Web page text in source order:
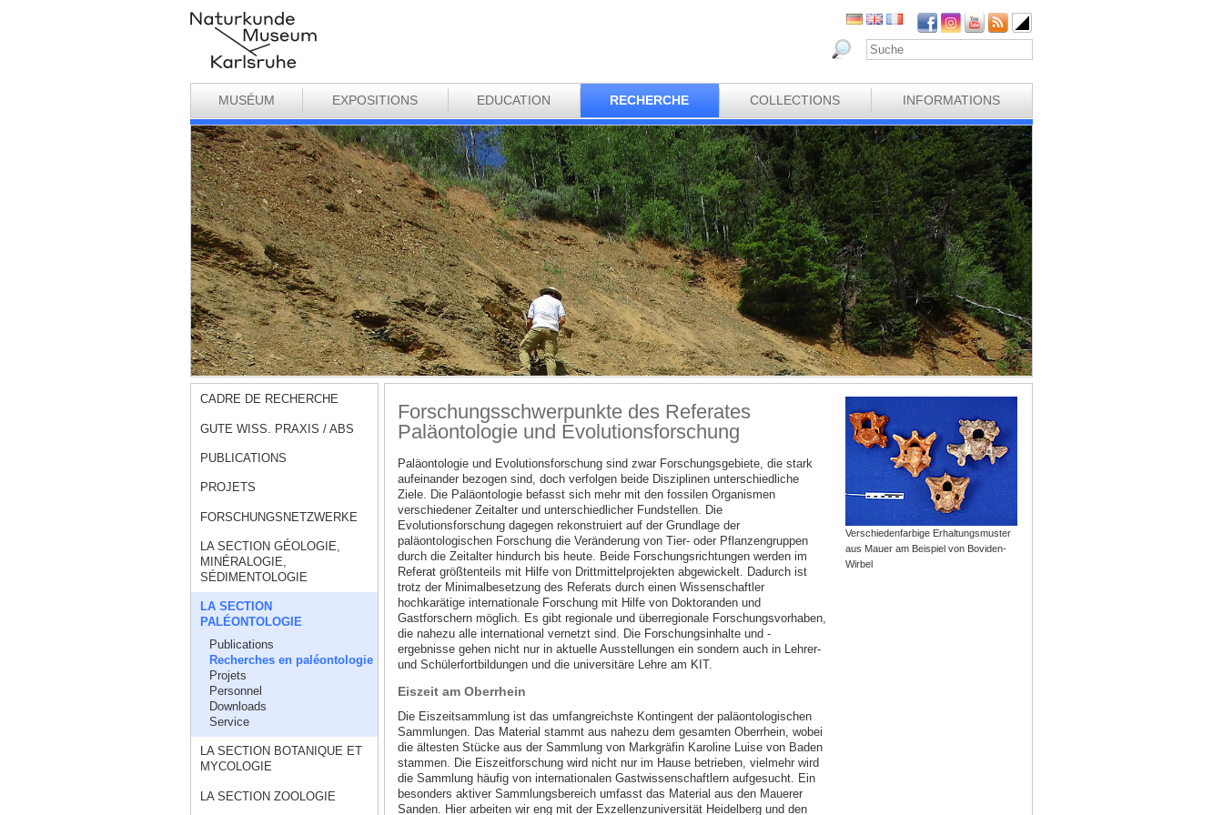
MUSÉUM EXPOSITIONS EDUCATION RECHERCHE COLLECTIONS INFORMATIONS
CADRE DE RECHERCHE
GUTE WISS. PRAXIS / ABS
PUBLICATIONS
PROJETS
FORSCHUNGSNETZWERKE
LA SECTION GÉOLOGIE,
MINÉRALOGIE,
SÉDIMENTOLOGIE
LA SECTION
PALÉONTOLOGIE
Publications
Recherches en paléontologie
Projets
Personnel
Downloads
Service
LA SECTION BOTANIQUE ET
MYCOLOGIE
LA SECTION ZOOLOGIE
Forschungsschwerpunkte des Referates
Paläontologie und Evolutionsforschung
Paläontologie und Evolutionsforschung sind zwar Forschungsgebiete, die stark
aufeinander bezogen sind, doch verfolgen beide Disziplinen unterschiedliche
Ziele. Die Paläontologie befasst sich mehr mit den fossilen Organismen
verschiedener Zeitalter und unterschiedlicher Fundstellen. Die
Evolutionsforschung dagegen rekonstruiert auf der Grundlage der
paläontologischen Forschung die Veränderung von Tier- oder Pflanzengruppen
durch die Zeitalter hindurch bis heute. Beide Forschungsrichtungen werden im
Referat größtenteils mit Hilfe von Drittmittelprojekten abgewickelt. Dadurch ist
trotz der Minimalbesetzung des Referats durch einen Wissenschaftler
hochkarätige internationale Forschung mit Hilfe von Doktoranden und
Gastforschern möglich. Es gibt regionale und überregionale Forschungsvorhaben,
die nahezu alle international vernetzt sind. Die Forschungsinhalte und -
ergebnisse gehen nicht nur in aktuelle Ausstellungen ein sondern auch in Lehrer-
und Schülerfortbildungen und die universitäre Lehre am KIT.
Eiszeit am Oberrhein
Die Eiszeitsammlung ist das umfangreichste Kontingent der paläontologischen
Sammlungen. Das Material stammt aus nahezu dem gesamten Oberrhein, wobei
die ältesten Stücke aus der Sammlung von Markgräfin Karoline Luise von Baden
stammen. Die Eiszeitforschung wird nicht nur im Hause betrieben, vielmehr wird
die Sammlung häufig von internationalen Gastwissenschaftlern aufgesucht. Ein
besonders aktiver Sammlungsbereich umfasst das Material aus den Mauerer
Sanden. Hier arbeiten wir eng mit der Exzellenzuniversität Heidelberg und den
Verschiedenfarbige Erhaltungsmuster
aus Mauer am Beispiel von Boviden-
Wirbel